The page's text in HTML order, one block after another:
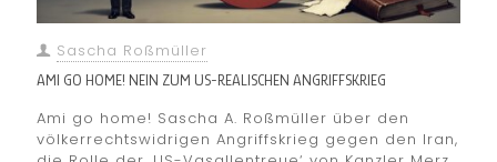
Sascha Roßmüller
AMI GO HOME! NEIN ZUM US-REALISCHEN ANGRIFFSKRIEG
Ami go home! Sascha A. Roßmüller über den
völkerrechtswidrigen Angriffskrieg gegen den Iran,